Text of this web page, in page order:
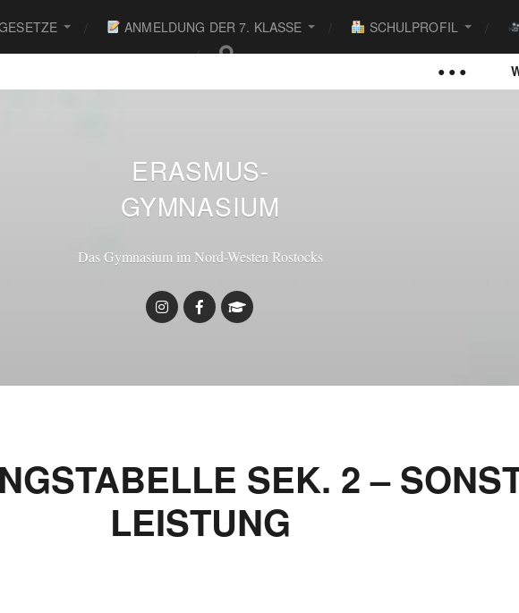
ANMELDUNG DER 7. KLASSE SCHULPROFIL
ERASMUS-
GYMNASIUM
Das Gymnasium im Nord-Westen Rostocks
SEK. 2 –
LEISTUNG